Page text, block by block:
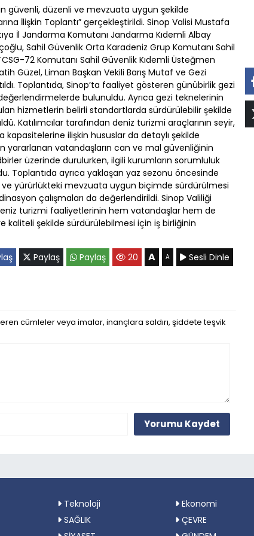
güvenli, düzenli ve mevzuata uygun şekilde
İlişkin Toplantı” gerçekleştirildi. Sinop Valisi Mustafa
İl Jandarma Komutanı Jandarma Kıdemli Albay
Sahil Güvenlik Orta Karadeniz Grup Komutanı Sahil
72 Komutanı Sahil Güvenlik Kıdemli Üsteğmen
Güzel, Liman Başkan Vekili Barış Mutaf ve Gezi
Toplantıda, Sinop’ta faaliyet gösteren günübirlik gezi
bulunuldu. Ayrıca gezi teknelerinin
hizmetlerin belirli standartlarda sürdürülebilir şekilde
Katılımcılar tarafından deniz turizmi araçlarının seyir,
ilişkin hususlar da detaylı şekilde
yararlanan vatandaşların can ve mal güvenliğinin
üzerinde durulurken, ilgili kurumların sorumluluk
Toplantıda ayrıca yaklaşan yaz sezonu öncesinde
yürürlükteki mevzuata uygun biçimde sürdürülmesi
çalışmaları da değerlendirildi. Sinop Valiliği
turizmi faaliyetlerinin hem vatandaşlar hem de
kaliteli şekilde sürdürülebilmesi için iş birliğinin
Paylaş Paylaş 20 A A Sesli Dinle
cümleler veya imalar, inançlara saldırı, şiddete teşvik
Yorumu Kaydet
Teknoloji
Ekonomi
SAĞLIK
ÇEVRE